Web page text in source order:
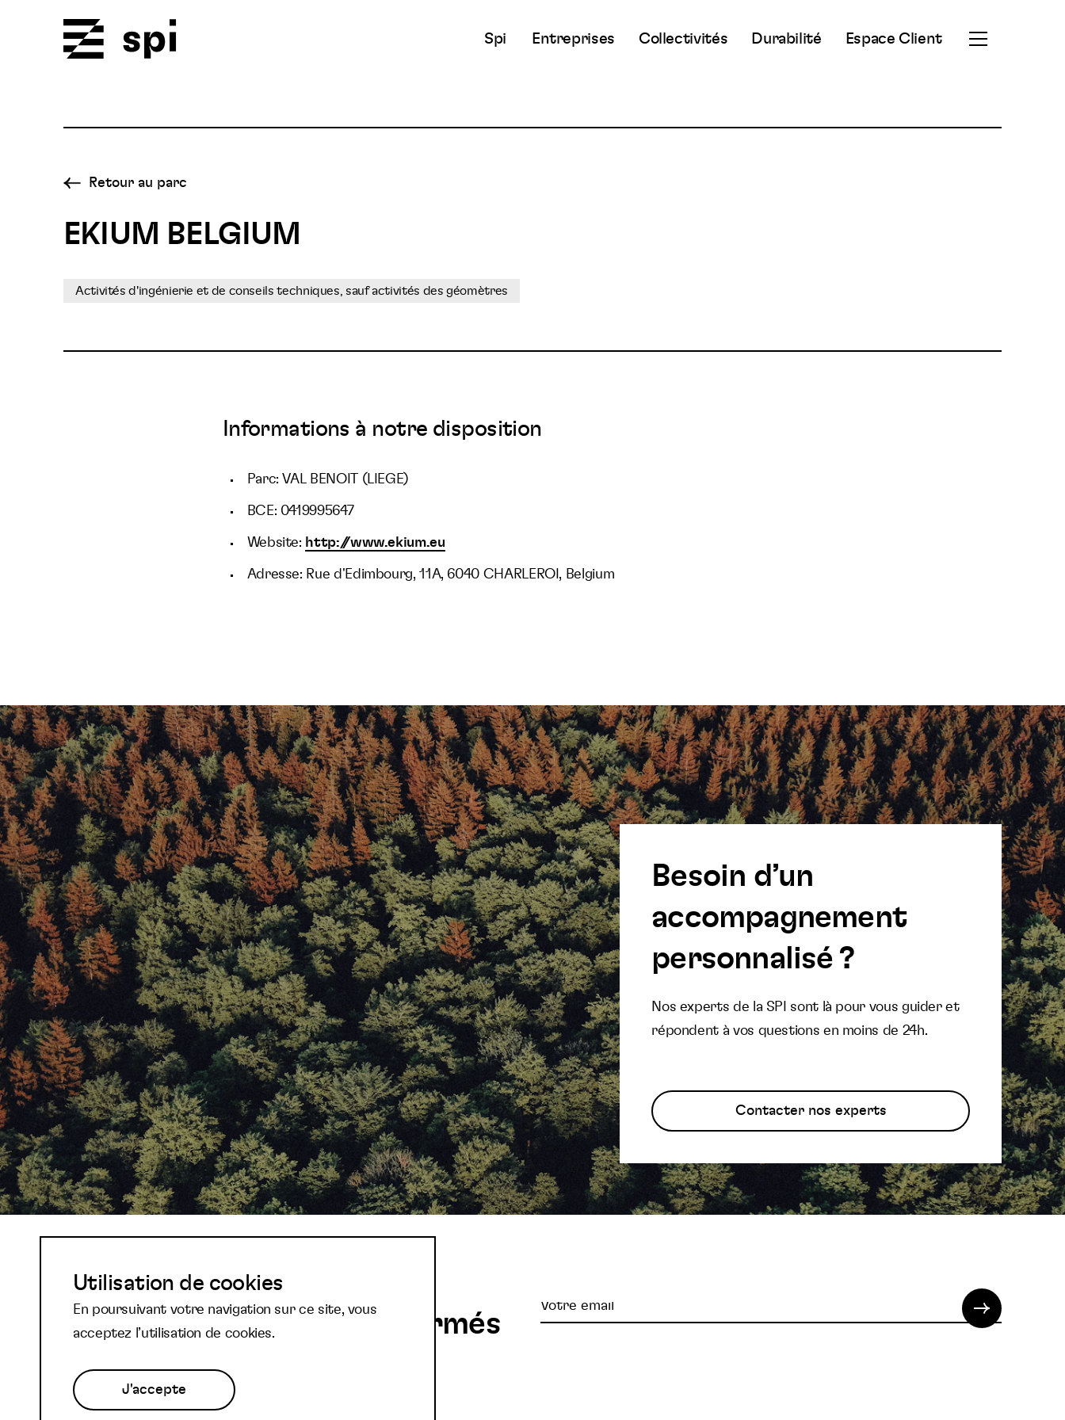
Spi Entreprises Collectivités Durabilité Espace Client
Ouvrir
Retour au parc
EKIUM BELGIUM
Activités d'ingénierie et de conseils techniques, sauf activités des géomètres
Informations à notre disposition
Parc: VAL BENOIT (LIEGE)
BCE: 0419995647
Website: http://www.ekium.eu
Adresse: Rue d'Edimbourg, 11A, 6040 CHARLEROI, Belgium
Besoin d’un
accompagnement
personnalisé ?
Nos experts de la SPI sont là pour vous guider et
répondent à vos questions en moins de 24h.
Contacter nos experts
Abonnez-vous à notre
newsletter et restez informés
Votre
Utilisation de cookies
En poursuivant votre navigation sur ce site, vous
acceptez l’utilisation de cookies.
J'accepte